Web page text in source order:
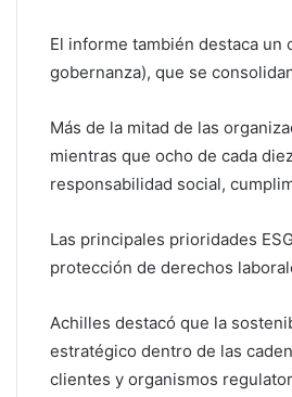
El informe también destaca un
gobernanza), que se
Más de la mitad de las
mientras que ocho de cada
responsabilidad social,
Las principales prioridades
protección de derechos
Achilles destacó que la
estratégico dentro de las
clientes y organismos